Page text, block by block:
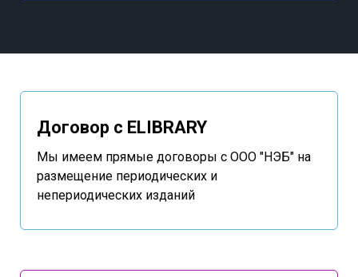
Договор с ELIBRARY
Мы имеем прямые договоры с ООО "НЭБ" на
размещение периодических и
непериодических изданий